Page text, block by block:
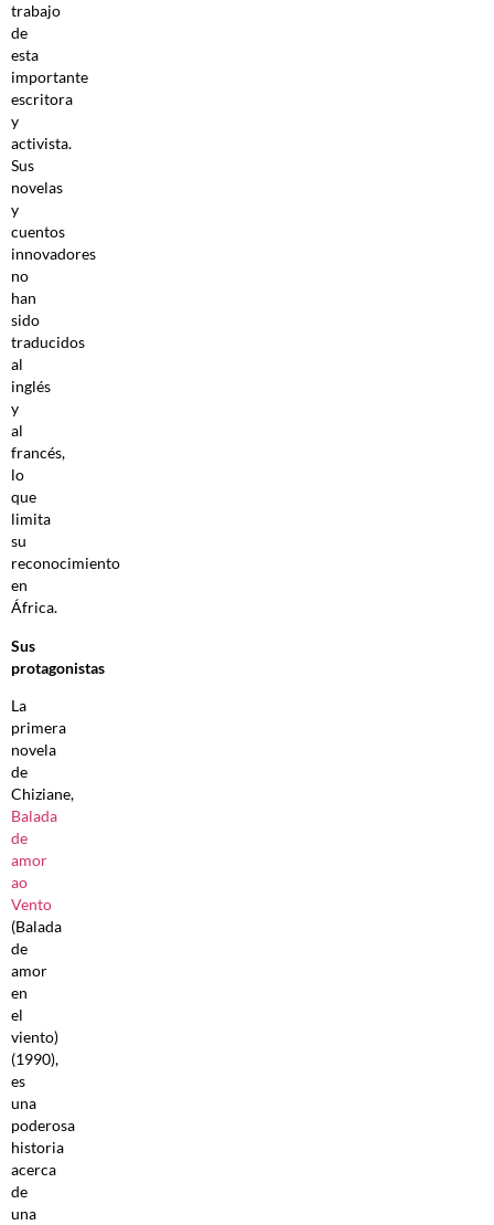
trabajo
de
esta
importante
escritora
y
activista.
Sus
novelas
y
cuentos
innovadores
no
han
sido
traducidos
al
inglés
y
al
francés,
lo
que
limita
su
reconocimiento
en
África.
Sus
protagonistas
La
primera
novela
de
Chiziane,
Balada
de
amor
ao
Vento
(Balada
de
amor
en
el
viento)
(1990),
es
una
poderosa
historia
acerca
de
una